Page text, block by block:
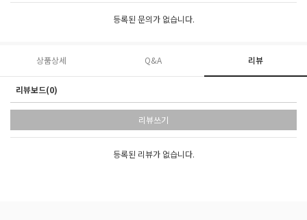
등록된 문의가 없습니다.
상품상세 Q&A 리뷰
리뷰보드(0)
리뷰쓰기
등록된 리뷰가 없습니다.